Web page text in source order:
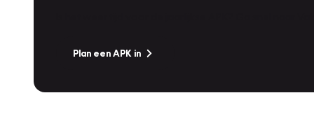
Plan een APK in